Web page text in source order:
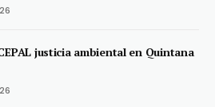
justicia ambiental en Quintana